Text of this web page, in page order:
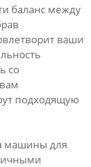
баланс между
ваши
со
подходящую
машины для